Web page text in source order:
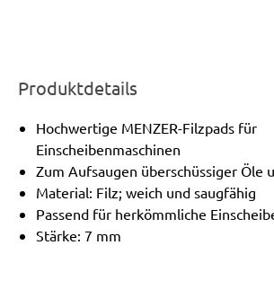
Produktdetails
Hochwertige MENZER-Filzpads für
Einscheibenmaschinen
Zum Aufsaugen überschüssiger Öle
Material: Filz; weich und saugfähig
Passend für herkömmliche
Stärke: 7 mm